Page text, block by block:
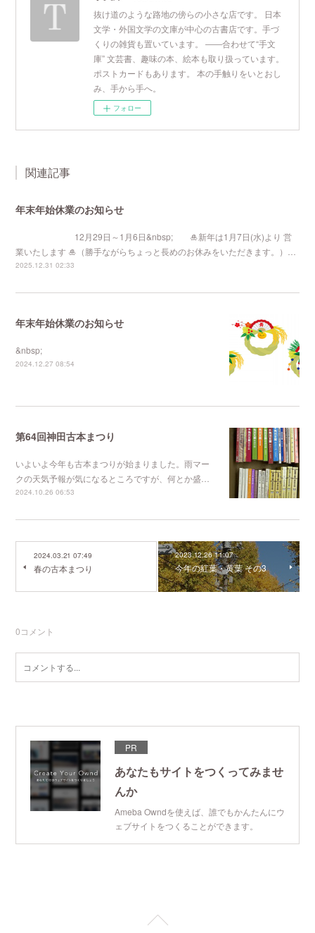
抜け道のような路地の傍らの小さな店です。 日本
文学・外国文学の文庫が中心の古書店です。手づ
くりの雑貨も置いています。 ――合わせて“手文
庫” 文芸書、趣味の本、絵本も取り扱っています。
ポストカードもあります。 本の手触りをいとおし
み、手から手へ。
フォロー
関連記事
年末年始休業のお知らせ
12月29日～1月6日&nbsp; 🎍新年は1月7日(水)より 営
業いたします 🎍（勝手ながらちょっと長めのお休みをいただきます。）…
2025.12.31 02:33
年末年始休業のお知らせ
&nbsp;
2024.12.27 08:54
第64回神田古本まつり
いよいよ今年も古本まつりが始まりました。雨マー
クの天気予報が気になるところですが、何とか盛…
2024.10.26 06:53
2024.03.21 07:49
春の古本まつり
2023.12.26 11:07
今年の紅葉・黄葉 その3
0コメント
PR
あなたもサイトをつくってみませ
んか
Ameba Owndを使えば、誰でもかんたんにウ
ェブサイトをつくることができます。